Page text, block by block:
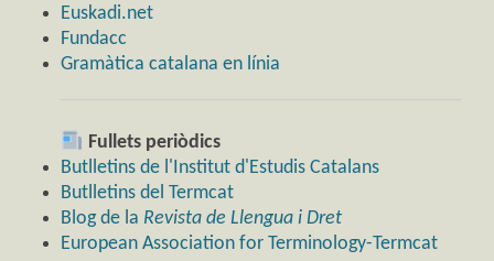
Euskadi.net
Fundacc
Gramàtica catalana en línia
Fullets periòdics
Butlletins de l'Institut d'Estudis Catalans
Butlletins del Termcat
Blog de la Revista de Llengua i Dret
European Association for Terminology-Termcat